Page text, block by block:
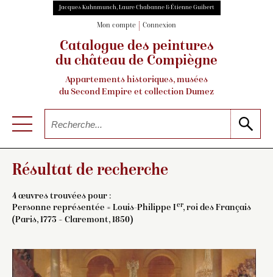
Jacques Kuhnmunch, Laure Chabanne & Étienne Guibert
Mon compte Connexion
Catalogue des peintures
du château de Compiègne
Appartements historiques, musées
du Second Empire et collection Dumez
Résultat de recherche
4 œuvres trouvées pour :
Personne représentée = Louis-Philippe Ier, roi des Français
(Paris, 1773 – Claremont, 1850)